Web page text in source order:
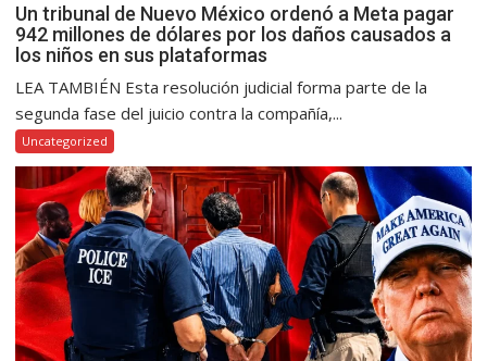
Un tribunal de Nuevo México ordenó a Meta pagar
942 millones de dólares por los daños causados a
los niños en sus plataformas
LEA TAMBIÉN Esta resolución judicial forma parte de la
segunda fase del juicio contra la compañía,...
Uncategorized